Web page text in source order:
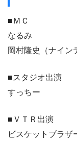
■ＭＣ
なるみ
岡村隆史（ナイン
■スタジオ出演
すっちー
■ＶＴＲ出演
ビスケットブラザ